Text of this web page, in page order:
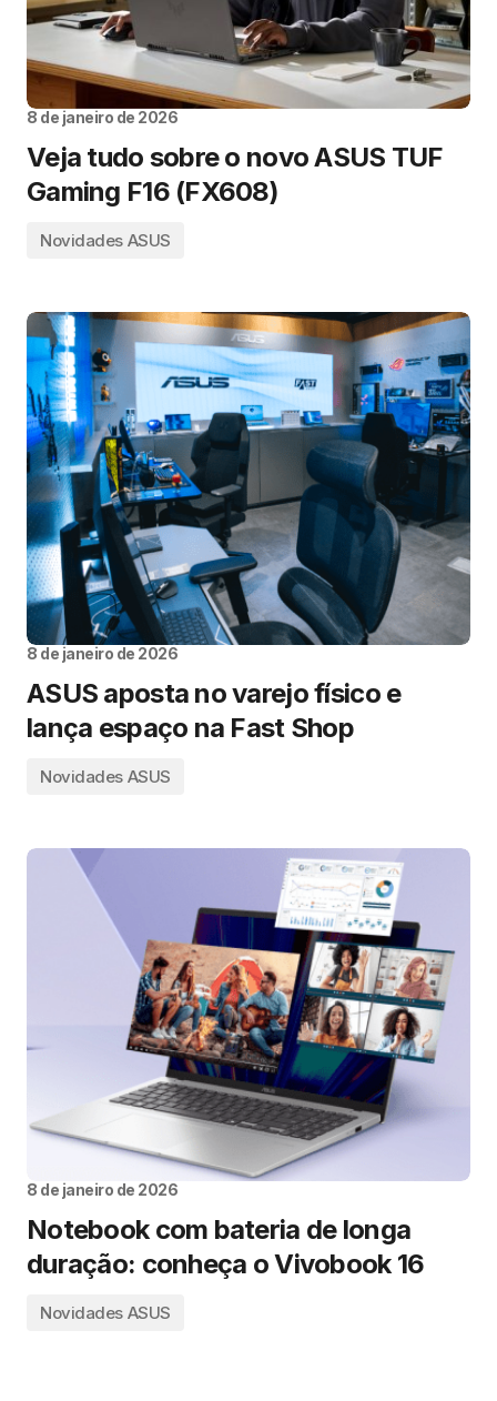
8 de janeiro de 2026
Veja tudo sobre o novo ASUS TUF
Gaming F16 (FX608)
Novidades ASUS
8 de janeiro de 2026
ASUS aposta no varejo físico e
lança espaço na Fast Shop
Novidades ASUS
8 de janeiro de 2026
Notebook com bateria de longa
duração: conheça o Vivobook 16
Novidades ASUS